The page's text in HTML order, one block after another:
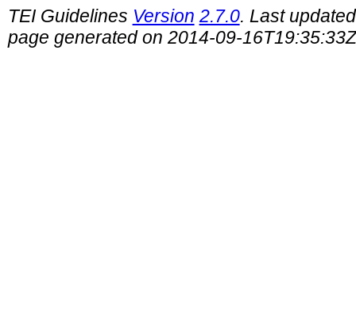
TEI Guidelines Version 2.7.0. Last
page generated on 2014-09-16T19:35:33Z